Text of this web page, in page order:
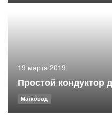
19 марта 2019
Простой кондуктор
Матковод